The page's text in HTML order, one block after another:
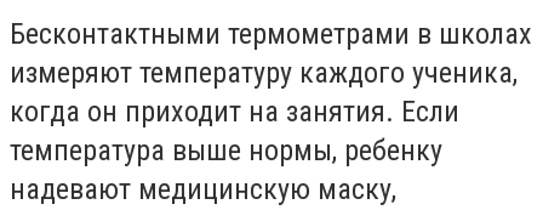
Бесконтактными термометрами в школах
измеряют температуру каждого ученика,
когда он приходит на занятия. Если
температура выше нормы, ребенку
надевают медицинскую маску,